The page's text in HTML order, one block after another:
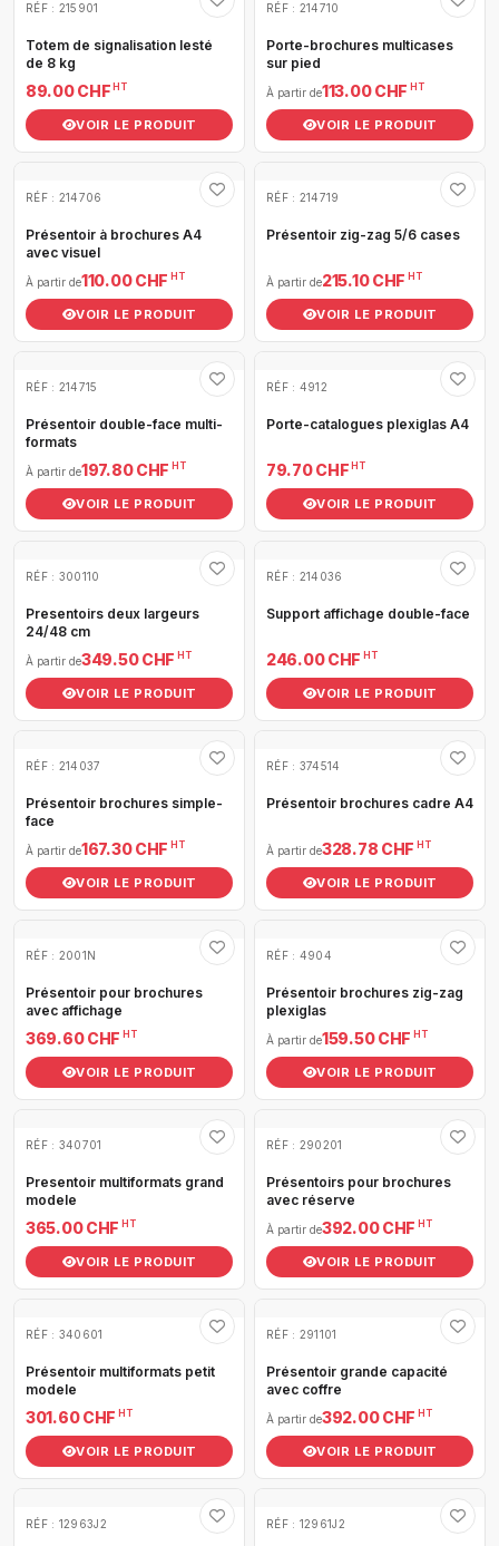
RÉF : 215901
Totem de signalisation lesté
de 8 kg
89.00 CHF HT
VOIR LE PRODUIT
RÉF : 214710
Porte-brochures multicases
sur pied
À partir de113.00 CHF HT
VOIR LE PRODUIT
RÉF : 214706
Présentoir à brochures A4
avec visuel
À partir de110.00 CHF HT
VOIR LE PRODUIT
RÉF : 214719
Présentoir zig-zag 5/6 cases
À partir de215.10 CHF HT
VOIR LE PRODUIT
RÉF : 214715
Présentoir double-face multi-
formats
À partir de197.80 CHF HT
VOIR LE PRODUIT
RÉF : 4912
Porte-catalogues plexiglas A4
79.70 CHF HT
VOIR LE PRODUIT
RÉF : 300110
Presentoirs deux largeurs
24/48 cm
À partir de349.50 CHF HT
VOIR LE PRODUIT
RÉF : 214036
Support affichage double-face
246.00 CHF HT
VOIR LE PRODUIT
RÉF : 214037
Présentoir brochures simple-
face
À partir de167.30 CHF HT
VOIR LE PRODUIT
RÉF : 374514
Présentoir brochures cadre A4
À partir de328.78 CHF HT
VOIR LE PRODUIT
RÉF : 2001N
Présentoir pour brochures
avec affichage
369.60 CHF HT
VOIR LE PRODUIT
RÉF : 4904
Présentoir brochures zig-zag
plexiglas
À partir de159.50 CHF HT
VOIR LE PRODUIT
RÉF : 340701
Presentoir multiformats grand
modele
365.00 CHF HT
VOIR LE PRODUIT
RÉF : 290201
Présentoirs pour brochures
avec réserve
À partir de392.00 CHF HT
VOIR LE PRODUIT
RÉF : 340601
Présentoir multiformats petit
modele
301.60 CHF HT
VOIR LE PRODUIT
RÉF : 291101
Présentoir grande capacité
avec coffre
À partir de392.00 CHF HT
VOIR LE PRODUIT
RÉF : 12963J2 RÉF : 12961J2